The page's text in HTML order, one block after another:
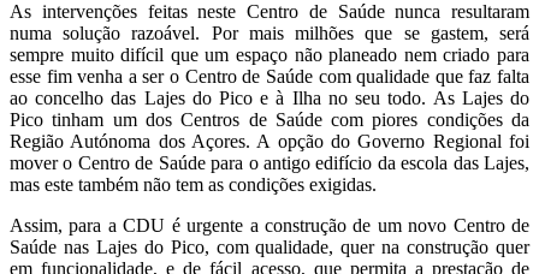
As intervenções feitas neste Centro de Saúde nunca resultaram
numa solução razoável. Por mais milhões que se gastem, será
sempre muito difícil que um espaço não planeado nem criado para
esse fim venha a ser o Centro de Saúde com qualidade que faz falta
ao concelho das Lajes do Pico e à Ilha no seu todo. As Lajes do
Pico tinham um dos Centros de Saúde com piores condições da
Região Autónoma dos Açores. A opção do Governo Regional foi
mover o Centro de Saúde para o antigo edifício da escola das Lajes,
mas este também não tem as condições exigidas.
Assim, para a CDU é urgente a construção de um novo Centro de
Saúde nas Lajes do Pico, com qualidade, quer na construção quer
em funcionalidade, e de fácil acesso, que permita a prestação de